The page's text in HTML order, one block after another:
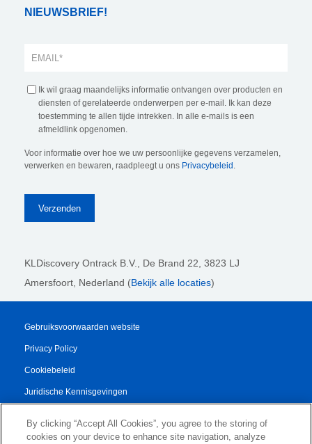
NIEUWSBRIEF!
Ik wil graag maandelijks informatie ontvangen over producten en
diensten of gerelateerde onderwerpen per e-mail. Ik kan deze
toestemming te allen tijde intrekken. In alle e-mails is een
afmeldlink opgenomen.
Voor informatie over hoe we uw persoonlijke gegevens verzamelen,
verwerken en bewaren, raadpleegt u ons Privacybeleid .
KLDiscovery Ontrack B.V., De Brand 22, 3823 LJ
Amersfoort, Nederland (Bekijk alle locaties)
Gebruiksvoorwaarden website
Privacy Policy
Cookiebeleid
Juridische Kennisgevingen
Algemene Voorwaarden
By clicking “Accept All Cookies”, you agree to the storing of
cookies on your device to enhance site navigation, analyze